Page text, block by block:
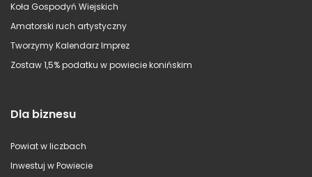
Koła Gospodyń Wiejskich
Amatorski ruch artystyczny
Tworzymy Kalendarz Imprez
Zostaw 1,5% podatku w powiecie konińskim
Dla biznesu
Powiat w liczbach
Inwestuj w Powiecie